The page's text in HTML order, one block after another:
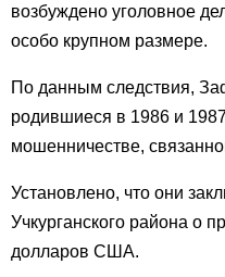
возбуждено уголовное
особо крупном размере.
По данным следствия,
родившиеся в 1986 и
мошенничестве,
Установлено, что они
Учкурганского района о
долларов США.